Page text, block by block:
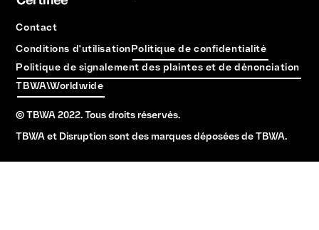
Contact
Conditions d'utilisationPolitique de confidentialité
Politique de signalement des plaintes et de dénonciation
TBWA\Worldwide
© TBWA 2022. Tous droits réservés.
TBWA et Disruption sont des marques déposées de TBWA.